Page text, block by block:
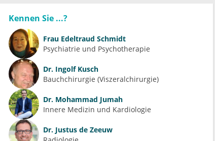
Kennen Sie ...?
Frau Edeltraud Schmidt
Psychiatrie und Psychotherapie
Dr. Ingolf Kusch
Bauchchirurgie (Viszeralchirurgie)
Dr. Mohammad Jumah
Innere Medizin und Kardiologie
Dr. Justus de Zeeuw